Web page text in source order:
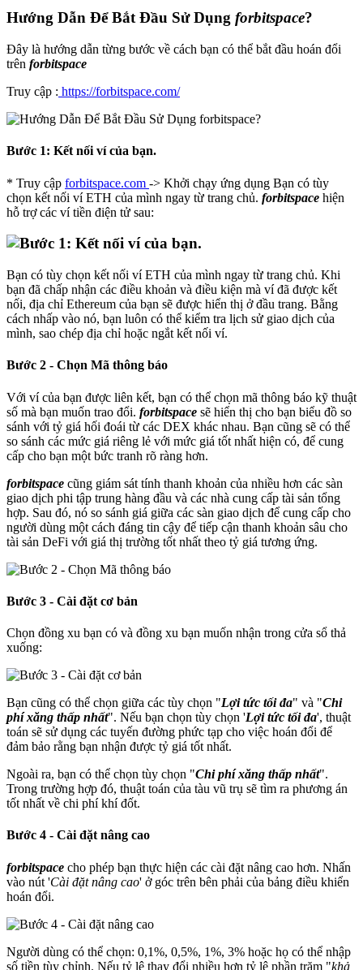
Hướng Dẫn Để Bắt Đầu Sử Dụng forbitspace?
Đây là hướng dẫn từng bước về cách bạn có thể bắt đầu hoán đổi
trên forbitspace
Truy cập : https://forbitspace.com/
Bước 1: Kết nối ví của bạn.
* Truy cập forbitspace.com -> Khởi chạy ứng dụng Bạn có tùy
chọn kết nối ví ETH của mình ngay từ trang chủ. forbitspace hiện
hỗ trợ các ví tiền điện tử sau:
Bạn có tùy chọn kết nối ví ETH của mình ngay từ trang chủ. Khi
bạn đã chấp nhận các điều khoản và điều kiện mà ví đã được kết
nối, địa chỉ Ethereum của bạn sẽ được hiển thị ở đầu trang. Bằng
cách nhấp vào nó, bạn luôn có thể kiểm tra lịch sử giao dịch của
mình, sao chép địa chỉ hoặc ngắt kết nối ví.
Bước 2 - Chọn Mã thông báo
Với ví của bạn được liên kết, bạn có thể chọn mã thông báo kỹ thuật
số mà bạn muốn trao đổi. forbitspace sẽ hiển thị cho bạn biểu đồ so
sánh với tỷ giá hối đoái từ các DEX khác nhau. Bạn cũng sẽ có thể
so sánh các mức giá riêng lẻ với mức giá tốt nhất hiện có, để cung
cấp cho bạn một bức tranh rõ ràng hơn.
forbitspace cũng giám sát tính thanh khoản của nhiều hơn các sàn
giao dịch phi tập trung hàng đầu và các nhà cung cấp tài sản tổng
hợp. Sau đó, nó so sánh giá giữa các sàn giao dịch để cung cấp cho
người dùng một cách đáng tin cậy để tiếp cận thanh khoản sâu cho
tài sản DeFi với giá thị trường tốt nhất theo tỷ giá tương ứng.
Bước 3 - Cài đặt cơ bản
Chọn đồng xu bạn có và đồng xu bạn muốn nhận trong cửa sổ thả
xuống:
Bạn cũng có thể chọn giữa các tùy chọn "Lợi tức tối đa" và "Chi
phí xăng thấp nhất". Nếu bạn chọn tùy chọn 'Lợi tức tối đa', thuật
toán sẽ sử dụng các tuyến đường phức tạp cho việc hoán đổi để
đảm bảo rằng bạn nhận được tỷ giá tốt nhất.
Ngoài ra, bạn có thể chọn tùy chọn "Chi phí xăng thấp nhất".
Trong trường hợp đó, thuật toán của tàu vũ trụ sẽ tìm ra phương án
tốt nhất về chi phí khí đốt.
Bước 4 - Cài đặt nâng cao
forbitspace cho phép bạn thực hiện các cài đặt nâng cao hơn. Nhấn
vào nút 'Cài đặt nâng cao' ở góc trên bên phải của bảng điều khiển
hoán đổi.
Người dùng có thể chọn: 0,1%, 0,5%, 1%, 3% hoặc họ có thể nhập
số tiền tùy chỉnh. Nếu tỷ lệ thay đổi nhiều hơn tỷ lệ phần trăm "khả